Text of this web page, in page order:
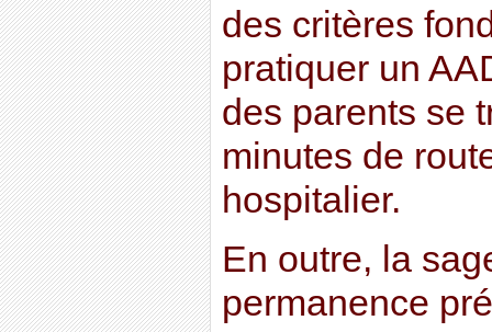
des critères
pratiquer un
des parents se
minutes de
hospitalier.
En outre, la
permanence